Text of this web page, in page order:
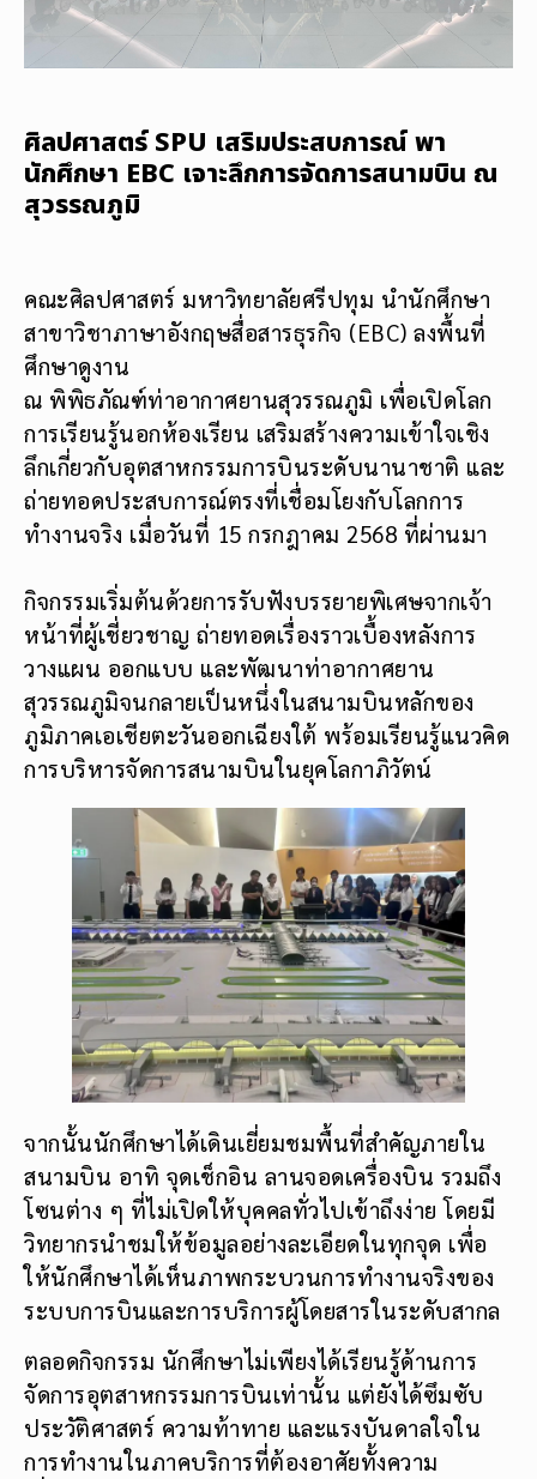
ศิลปศาสตร์ SPU เสริมประสบการณ์ พา
นักศึกษา EBC เจาะลึกการจัดการสนามบิน ณ
สุวรรณภูมิ
คณะศิลปศาสตร์ มหาวิทยาลัยศรีปทุม นำนักศึกษา
สาขาวิชาภาษาอังกฤษสื่อสารธุรกิจ (EBC) ลงพื้นที่
ศึกษาดูงาน
ณ พิพิธภัณฑ์ท่าอากาศยานสุวรรณภูมิ เพื่อเปิดโลก
การเรียนรู้นอกห้องเรียน เสริมสร้างความเข้าใจเชิง
ลึกเกี่ยวกับอุตสาหกรรมการบินระดับนานาชาติ และ
ถ่ายทอดประสบการณ์ตรงที่เชื่อมโยงกับโลกการ
ทำงานจริง เมื่อวันที่ 15 กรกฎาคม 2568 ที่ผ่านมา
กิจกรรมเริ่มต้นด้วยการรับฟังบรรยายพิเศษจากเจ้า
หน้าที่ผู้เชี่ยวชาญ ถ่ายทอดเรื่องราวเบื้องหลังการ
วางแผน ออกแบบ และพัฒนาท่าอากาศยาน
สุวรรณภูมิจนกลายเป็นหนึ่งในสนามบินหลักของ
ภูมิภาคเอเชียตะวันออกเฉียงใต้ พร้อมเรียนรู้แนวคิด
การบริหารจัดการสนามบินในยุคโลกาภิวัตน์
จากนั้นนักศึกษาได้เดินเยี่ยมชมพื้นที่สำคัญภายใน
สนามบิน อาทิ จุดเช็กอิน ลานจอดเครื่องบิน รวมถึง
โซนต่าง ๆ ที่ไม่เปิดให้บุคคลทั่วไปเข้าถึงง่าย โดยมี
วิทยากรนำชมให้ข้อมูลอย่างละเอียดในทุกจุด เพื่อ
ให้นักศึกษาได้เห็นภาพกระบวนการทำงานจริงของ
ระบบการบินและการบริการผู้โดยสารในระดับสากล
ตลอดกิจกรรม นักศึกษาไม่เพียงได้เรียนรู้ด้านการ
จัดการอุตสาหกรรมการบินเท่านั้น แต่ยังได้ซึมซับ
ประวัติศาสตร์ ความท้าทาย และแรงบันดาลใจใน
การทำงานในภาคบริการที่ต้องอาศัยทั้งความ